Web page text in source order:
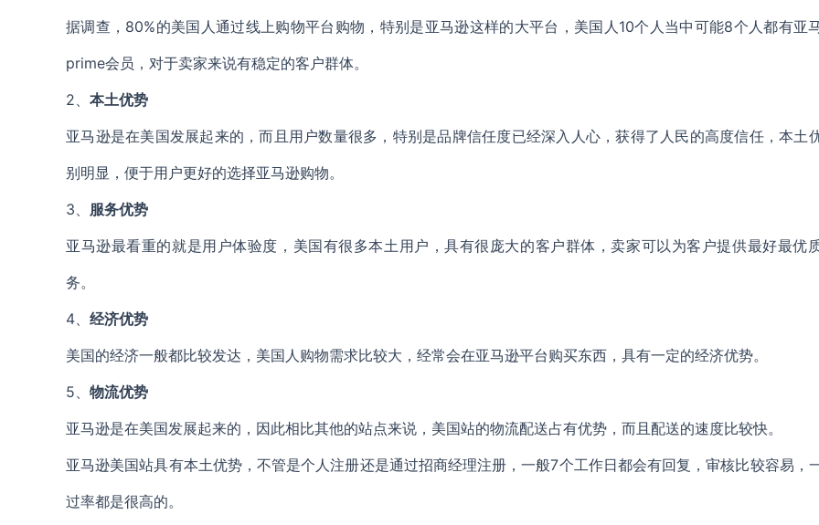
据调查，80%的美国人通过线上购物平台购物，特别是亚马逊这样的大平台，美国人10个人当中可能8个人都有亚
prime会员，对于卖家来说有稳定的客户群体。
2、 本土优势
亚马逊是在美国发展起来的，而且用户数量很多，特别是品牌信任度已经深入人心，获得了人民的高度信任，本土
别明显，便于用户更好的选择亚马逊购物。
3、 服务优势
亚马逊最看重的就是用户体验度，美国有很多本土用户，具有很庞大的客户群体，卖家可以为客户提供最好最优
务。
4、 经济优势
美国的经济一般都比较发达，美国人购物需求比较大，经常会在亚马逊平台购买东西，具有一定的经济优势。
5、 物流优势
亚马逊是在美国发展起来的，因此相比其他的站点来说，美国站的物流配送占有优势，而且配送的速度比较快。
亚马逊美国站具有本土优势，不管是个人注册还是通过招商经理注册，一般7个工作日都会有回复，审核比较容易，
过率都是很高的。